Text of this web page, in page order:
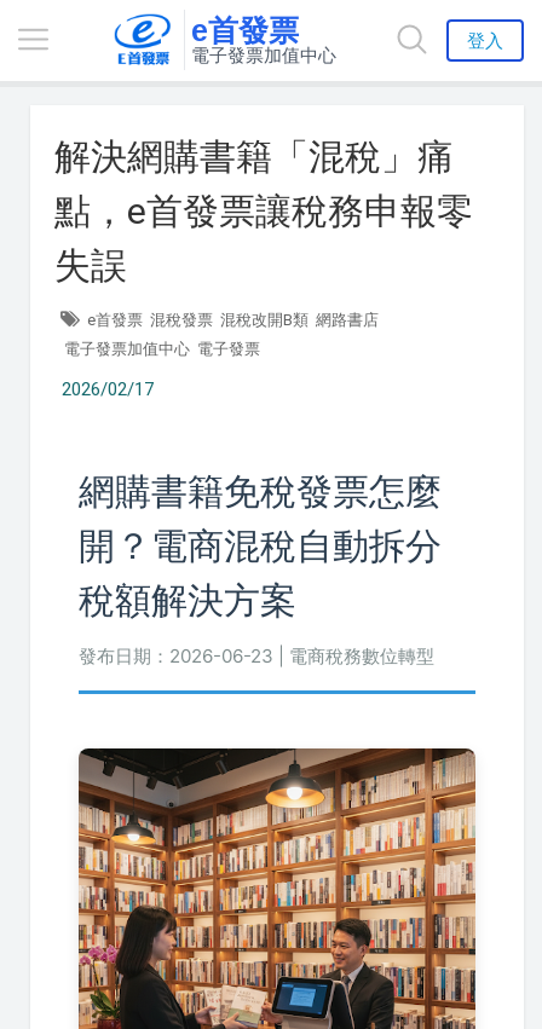
e首發票
電子發票加值中心
登入
解決網購書籍「混稅」痛
點，e首發票讓稅務申報零
失誤
e首發票 混稅發票 混稅改開B類 網路書店
電子發票加值中心 電子發票
2026/02/17
網購書籍免稅發票怎麼
開？電商混稅自動拆分
稅額解決方案
發布日期：2026-06-23 | 電商稅務數位轉型